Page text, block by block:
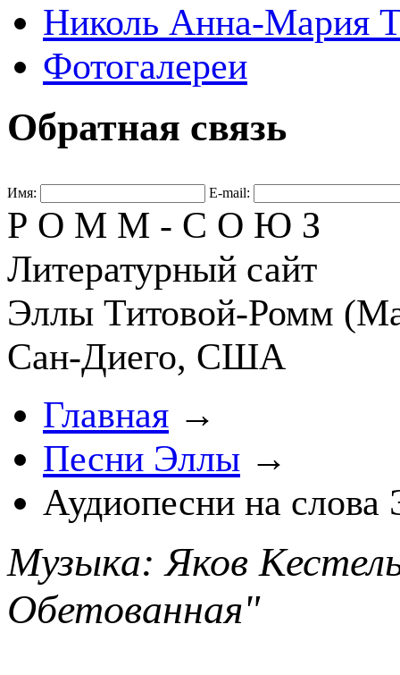
Николь Анна-Мария
Фотогалереи
Обратная связь
Имя: E-mail:
Р О М М - С О Ю З
Литературный сайт
Эллы Титовой-Ромм
Сан-Диего, США
Главная →
Песни Эллы →
Аудиопесни на слова
Музыка: Яков
Обетованная"